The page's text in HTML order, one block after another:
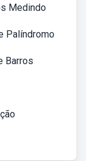
Medindo
Palíndromo
Barros